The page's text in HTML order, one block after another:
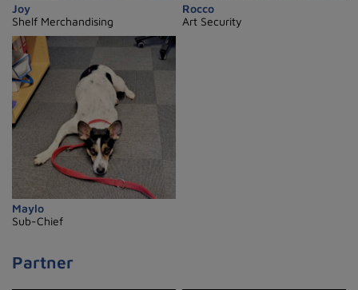
Joy
Shelf Merchandising
Rocco
Art Security
Maylo
Sub-Chief
Partner